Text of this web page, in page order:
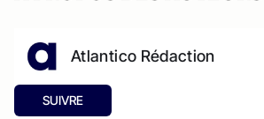
Atlantico Rédaction
SUIVRE